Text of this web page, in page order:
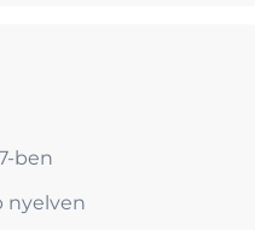
ben
nyelven